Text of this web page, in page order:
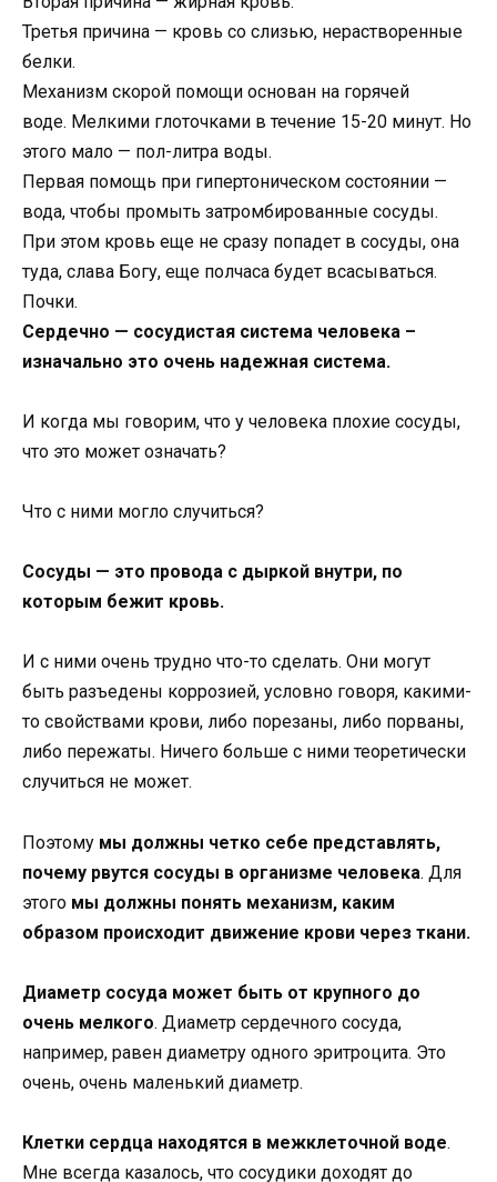
Третья причина — кровь со слизью, нерастворенные
белки.
Механизм скорой помощи основан на горячей
воде. Мелкими глоточками в течение 15-20 минут. Но
этого мало — пол-литра воды.
Первая помощь при гипертоническом состоянии —
вода, чтобы промыть затромбированные сосуды.
При этом кровь еще не сразу попадет в сосуды, она
туда, слава Богу, еще полчаса будет всасываться.
Почки.
Сердечно — сосудистая система человека –
изначально это очень надежная система.
И когда мы говорим, что у человека плохие сосуды,
что это может означать?
Что с ними могло случиться?
Сосуды — это провода с дыркой внутри, по
которым бежит кровь.
И с ними очень трудно что-то сделать. Они могут
быть разъедены коррозией, условно говоря, какими-
то свойствами крови, либо порезаны, либо порваны,
либо пережаты. Ничего больше с ними теоретически
случиться не может.
Поэтому мы должны четко себе представлять,
почему рвутся сосуды в организме человека. Для
этого мы должны понять механизм, каким
образом происходит движение крови через ткани.
Диаметр сосуда может быть от крупного до
очень мелкого. Диаметр сердечного сосуда,
например, равен диаметру одного эритроцита. Это
очень, очень маленький диаметр.
Клетки сердца находятся в межклеточной воде.
Мне всегда казалось, что сосудики доходят до